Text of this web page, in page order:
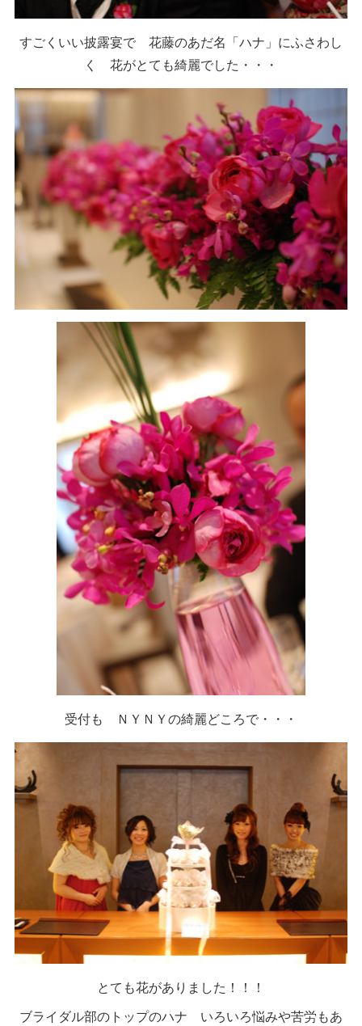
すごくいい披露宴で 花藤のあだ名「ハナ」にふさわし
く 花がとても綺麗でした・・・
受付も ＮＹＮＹの綺麗どころで・・・
とても花がありました！！！
ブライダル部のトップのハナ いろいろ悩みや苦労もあ